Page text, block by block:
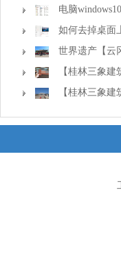
电脑
如何去掉桌面
世界遗产【云
【桂林三象
【桂林三象